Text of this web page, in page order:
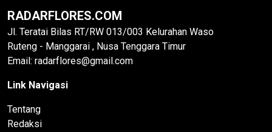
RADARFLORES.COM
Jl. Teratai Bilas RT/RW 013/003 Kelurahan Waso
Ruteng - Manggarai , Nusa Tenggara Timur
Email: radarflores@gmail.com
Link Navigasi
Tentang
Redaksi